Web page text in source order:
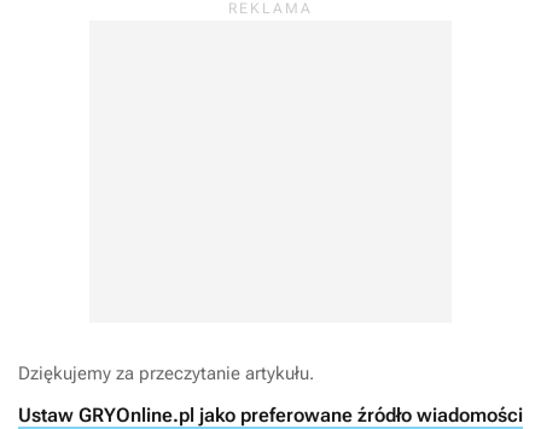
Dziękujemy za przeczytanie artykułu.
Ustaw GRYOnline.pl jako preferowane źródło wiadomości